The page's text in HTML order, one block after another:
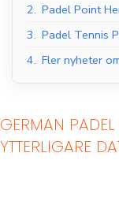
2. Padel Point
3. Padel Tennis
4. Fler nyheter
GERMAN
YTTERLIGARE